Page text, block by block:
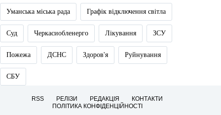
Уманська міська рада Графік відключення світла
Суд Черкасиобленерго Лікування ЗСУ
Пожежа ДСНС Здоров'я Руйнування
СБУ
RSS РЕЛІЗИ РЕДАКЦІЯ
КОНТАКТИ
ПОЛІТИКА КОНФІДЕНЦІЙНОСТІ